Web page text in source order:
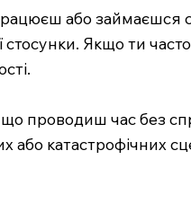
або
Якщо ти
проводиш час без
катастрофічних